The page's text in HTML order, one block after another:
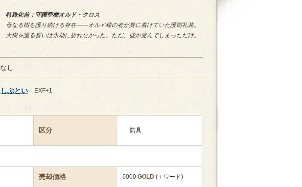
特殊化前：守護聖樹オルド・クロス
母なる樹を護り続ける存在――オルド種の者が身に着けていた護樹礼装。
大樹を護る誓いは永劫に折れなかった。ただ、些か淀んでしまっただけ。
なし
しぶとい EXF+1
区分 防具
売却価格 6000 GOLD(＋ワード)